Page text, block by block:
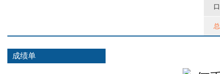
成绩单